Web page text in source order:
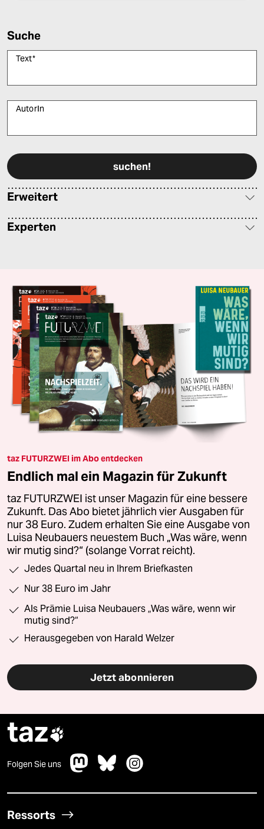
Suche
Text*
AutorIn
Erweitert
Experten
taz FUTURZWEI im Abo entdecken
Endlich mal ein Magazin für Zukunft
taz FUTURZWEI ist unser Magazin für eine bessere
Zukunft. Das Abo bietet jährlich vier Ausgaben für
nur 38 Euro. Zudem erhalten Sie eine Ausgabe von
Luisa Neubauers neuestem Buch „Was wäre, wenn
wir mutig sind?“ (solange Vorrat reicht).
Jedes Quartal neu in Ihrem Briefkasten
Nur 38 Euro im Jahr
Als Prämie Luisa Neubauers „Was wäre, wenn wir
mutig sind?“
Herausgegeben von Harald Welzer
Jetzt abonnieren
taz
Folgen Sie uns
Ressorts